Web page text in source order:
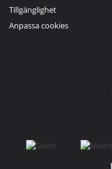
Tillgänglighet
Anpassa cookies